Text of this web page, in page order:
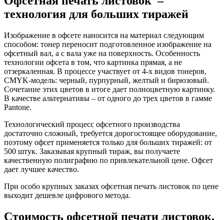
технология для больших тиражей
Изображение в офсете наносится на материал следующим
способом: тонер переносит подготовленное изображение на
офсетный вал, а с вала уже на поверхность. Особенность
технологии офсета в том, что картинка прямая, а не
отзеркаленная. В процессе участвует от 4-х видов тонеров,
CMYK-модель: черный, пурпурный, желтый и бирюзовый.
Сочетание этих цветов в итоге дает полноцветную картинку.
В качестве альтернативы – от одного до трех цветов в гамме
Pantone.
Технологический процесс офсетного производства
достаточно сложный, требуется дорогостоящее оборудование,
поэтому офсет применяется только для больших тиражей: от
500 штук. Заказывая крупный тираж, вы получаете
качественную полиграфию по привлекательной цене. Офсет
дает лучшее качество.
При особо крупных заказах офсетная печать листовок по цене
выходит дешевле цифрового метода.
Стоимость офсетной печати листовок,